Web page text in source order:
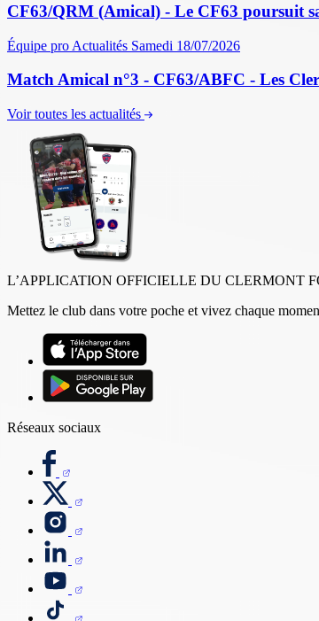
CF63/QRM (Amical) - Le CF63 poursuit
Équipe pro Actualités Samedi 18/07/2026
Match Amical n°3 - CF63/ABFC - Les
Voir toutes les actualités
L’APPLICATION OFFICIELLE DU CLERMONT
Mettez le club dans votre poche et vivez chaque
Réseaux sociaux